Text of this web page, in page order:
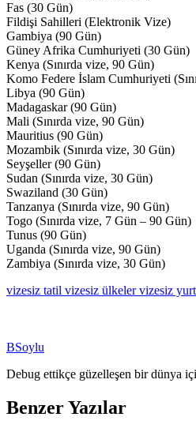
Fas (30 Gün)
Fildişi Sahilleri (Elektronik Vize)
Gambiya (90 Gün)
Güney Afrika Cumhuriyeti (30 Gün)
Kenya (Sınırda vize, 90 Gün)
Komo Federe İslam Cumhuriyeti
Libya (90 Gün)
Madagaskar (90 Gün)
Mali (Sınırda vize, 90 Gün)
Mauritius (90 Gün)
Mozambik (Sınırda vize, 30 Gün)
Seyşeller (90 Gün)
Sudan (Sınırda vize, 30 Gün)
Swaziland (30 Gün)
Tanzanya (Sınırda vize, 90 Gün)
Togo (Sınırda vize, 7 Gün – 90 Gün)
Tunus (90 Gün)
Uganda (Sınırda vize, 90 Gün)
Zambiya (Sınırda vize, 30 Gün)
vizesiz tatil vizesiz ülkelervizesiz
BSoylu
Debug ettikçe güzelleşen bir dünya
Benzer Yazılar